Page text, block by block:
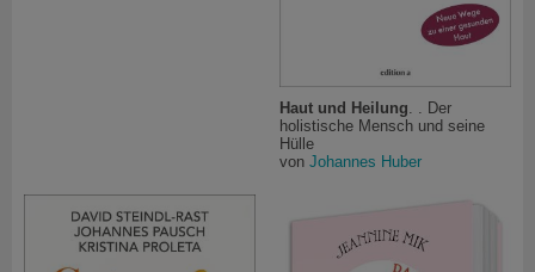
Haut und Heilung. . Der
holistische Mensch und seine
Hülle
von Johannes Huber